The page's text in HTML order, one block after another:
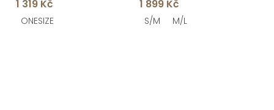
OPHELYN
1 319 Kč
ONESIZE
RALORIEN
1 899 Kč
S/M M/L